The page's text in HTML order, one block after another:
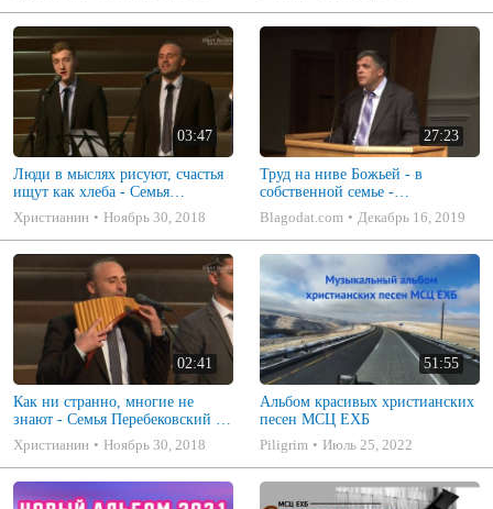
03:47
Люди в мыслях рисуют, счастья
ищут как хлеба - Семья
Перебековский | Harrisonburg
2018
Христианин Ноябрь 30, 2018
27:23
Труд на ниве Божьей - в
собственной семье -
ПРОПОВЕДЬ (Василий
Сазыкин)
Blagodat.com Декабрь 16, 2019
02:41
Как ни странно, многие не
знают - Семья Перебековский |
Harrisonburg 2018
Христианин Ноябрь 30, 2018
51:55
Альбом красивых христианских
песен МСЦ ЕХБ
Piligrim
Июль 25, 2022